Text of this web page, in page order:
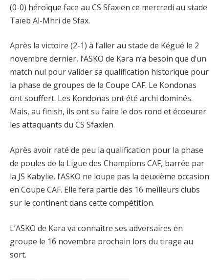
(0-0) héroïque face au CS Sfaxien ce mercredi au stade
Taïeb Al-Mhri de Sfax.
Après la victoire (2-1) à l’aller au stade de Kégué le 2
novembre dernier, l’ASKO de Kara n’a besoin que d’un
match nul pour valider sa qualification historique pour
la phase de groupes de la Coupe CAF. Le Kondonas
ont souffert. Les Kondonas ont été archi dominés.
Mais, au finish, ils ont su faire le dos rond et écoeurer
les attaquants du CS Sfaxien.
Après avoir raté de peu la qualification pour la phase
de poules de la Ligue des Champions CAF, barrée par
la JS Kabylie, l’ASKO ne loupe pas la deuxième occasion
en Coupe CAF. Elle fera partie des 16 meilleurs clubs
sur le continent dans cette compétition.
L’ASKO de Kara va connaître ses adversaires en
groupe le 16 novembre prochain lors du tirage au
sort.